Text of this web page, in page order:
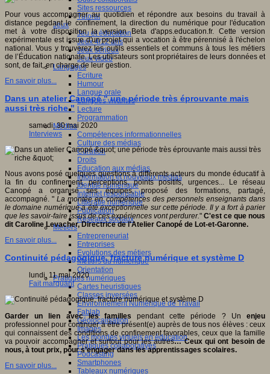
Sites ressources
Tutorat
Jeux
Jeu et éducation
Jeux 4/12 ans
Jeux sérieux
Jeux vidéo
Langages
Ecriture
Humour
Langue orale
Langues vivantes
Lecture
Programmation
Médias
Compétences informationnelles
Culture des médias
Curation
Droits
Education aux médias
Information et nouveaux médias
Identité numérique
Internet responsable
Littératie numérique
Publication
Réseaux sociaux
Métiers
Entrepreneuriat
Entreprises
Evolutions des métiers
Métiers du numérique
Orientation
Pratiques numériques
Cartes heuristiques
Classes inversées
Environnement Numérique de Travail
Fablab
Géolocalisation
Images
Les mondes virtuels en éducation
Pratiques collaboratives
Podcasting
Smartphones
Tableaux numériques
Pour vous accompagner au quotidien et répondre aux besoins du travail à
distance pendant le confinement, la direction du numérique pour l'éducation
met à votre disposition la version Beta d'apps.education.fr. Cette version
expérimentale est issue d'un projet qui a vocation à être pérennisé à l'échelon
national. Vous y trouverez les outils essentiels et communs à tous les métiers
de l’Éducation nationale. Les utilisateurs sont propriétaires de leurs données et
sont, de fait, en charge de leur gestion.
En savoir plus...
Dans un atelier Canopé " une période très éprouvante mais
aussi très riche "
samedi, 30 mai 2020
Interviews
Nous avons posé quelques questions à différents acteurs du monde éducatif à
la fin du confinement, perceptions, points positifs, urgences... Le réseau
Canopé a organisé ses équipes, proposé des formations, partagé,
accompagné. "La montée en compétences des personnels enseignants dans
le domaine numérique a été exceptionnelle sur cette période. Il y a fort à parier
que les savoir-faire issus de ces expériences vont perdurer." C'est ce que nous
dit Caroline Levacher, Directrice de l'Atelier Canopé de Lot-et-Garonne.
En savoir plus...
Continuité pédagogique, fracture numérique et système D
lundi, 11 mai 2020
Fait marquant
Garder un lien avec les familles pendant cette période ? Unenjeu
professionnel pour continuer à être présent(e) auprès de tous nos élèves : ceux
qui connaissent des conditions de confinement favorables, ceux que la famille
va pouvoir accompagner et surtout pour les autres… Ceux qui ont besoin de
nous, à tout prix, pour s’engager dans les apprentissages scolaires.
En savoir plus...